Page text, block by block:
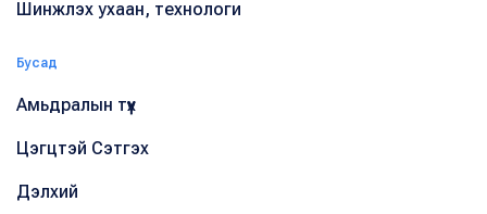
Шинжлэх ухаан, технологи
Бусад
Амьдралын түүх
Цэгцтэй Сэтгэх
Дэлхий